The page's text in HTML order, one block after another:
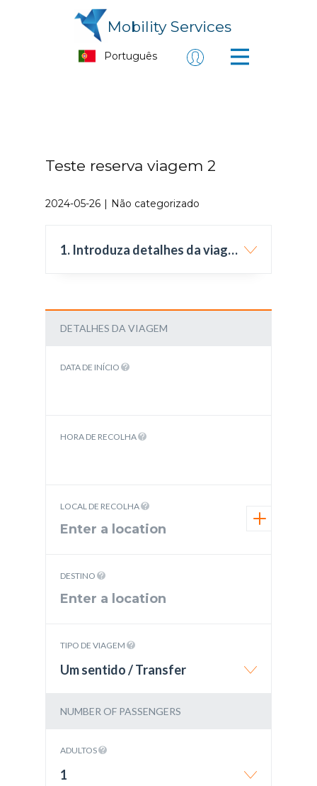
Mobility Services
Teste reserva viagem 2
2024-05-26 Não categorizado
1. Introduza detalhes da viagem
DETALHES DA VIAGEM
DATA DE INÍCIO
HORA DE RECOLHA
LOCAL DE RECOLHA
DESTINO
TIPO DE VIAGEM
Um sentido / Transfer
NUMBER OF PASSENGERS
ADULTOS
1